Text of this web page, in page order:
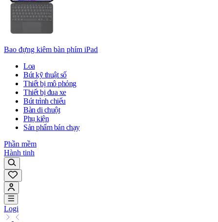
Bao đựng kiêm bàn phím iPad
Loa
Bút kỹ thuật số
Thiết bị mô phỏng
Thiết bị đua xe
Bút trình chiếu
Bàn di chuột
Phụ kiện
Sản phẩm bán chạy
Phần mềm
Hành tinh
Logi